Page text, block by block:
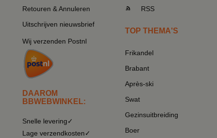
Retouren & Annuleren
Uitschrijven nieuwsbrief
Wij verzenden Postnl
DAAROM
BBWEBWINKEL:
Snelle levering✓
Lage verzendkosten✓
RSS
TOP THEMA'S
Frikandel
Brabant
Après-ski
Swat
Gezinsuitbreiding
Boer